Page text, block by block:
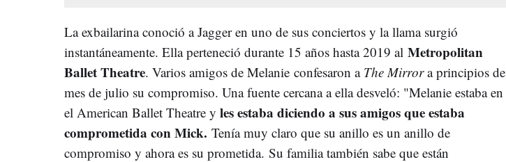
La exbailarina conoció a Jagger en uno de sus conciertos y la llama surgió
instantáneamente. Ella perteneció durante 15 años hasta 2019 al Metropolitan
Ballet Theatre. Varios amigos de Melanie confesaron a The Mirrora principios de
mes de julio su compromiso. Una fuente cercana a ella desveló: "Melanie estaba en
el American Ballet Theatre y les estaba diciendo a sus amigos que estaba
comprometida con Mick. Tenía muy claro que su anillo es un anillo de
compromiso y ahora es su prometida. Su familia también sabe que están